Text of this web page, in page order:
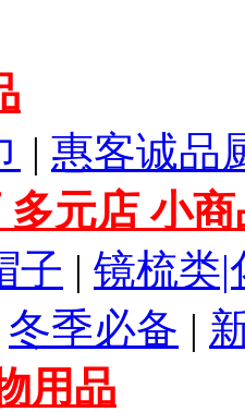
| 惠客诚品
多元店 小
子 | 镜梳类|
冬季必备 |
用品